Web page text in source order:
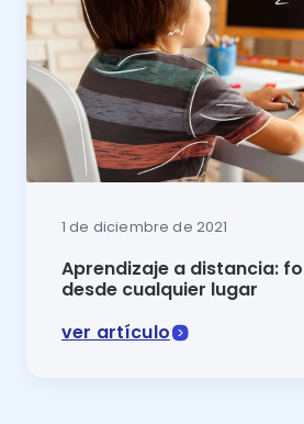
1 de diciembre de 2021
Aprendizaje a distancia:
desde cualquier lugar
ver artículo